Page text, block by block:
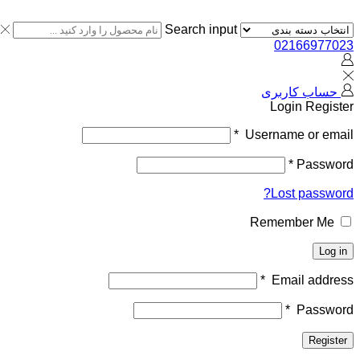
Search input
02166977023
حساب کاربری
Login Register
Username or email
*
Password
*
Lost password?
Remember Me
Log in
Email address
*
Password
*
Register